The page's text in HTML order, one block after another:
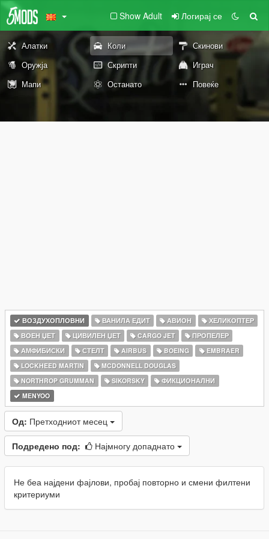
Show Adult Логирај се
Алатки Коли
Скинови
Оружја
Скрипти
Играч
Мапи
Останато Повеќе
ВОЗДУХОПЛОВНИ ВАНИЛА ЕДИТ АВИОН
ХЕЛИКОПТЕР
ВОЕН ЏЕТ
ЦИВИЛЕН ЏЕТ CARGO JET
ПРОПЕЛЕР
АМФИБИСКИ
СТЕЛТ AIRBUS BOEING
EMBRAER
LOCKHEED MARTIN
MCDONNELL DOUGLAS
NORTHROP GRUMMAN
SIKORSKY
ФИКЦИОНАЛНИ
MENYOO
Од: Претходниот месец
Подредено под: Најмногу допаднато
Не беа најдени фајлови, пробај повторно и смени филтени
критериуми